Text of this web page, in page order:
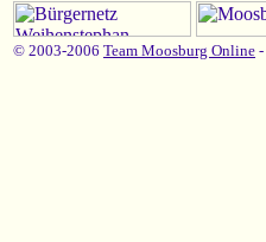
© 2003-2006 Team Moosburg Online -